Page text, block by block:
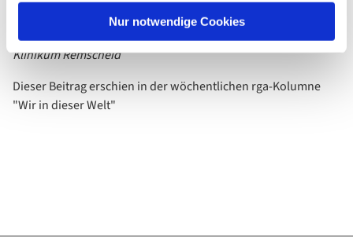
Nur notwendige Cookies
bleiben wir zuversichtlich!
Annette Stoll, Pfarrerin in der Klinikseelsorge am Sana-
Klinikum Remscheid
Dieser Beitrag erschien in der wöchentlichen rga-Kolumne
"Wir in dieser Welt"